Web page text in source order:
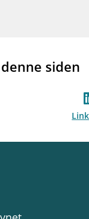
siden